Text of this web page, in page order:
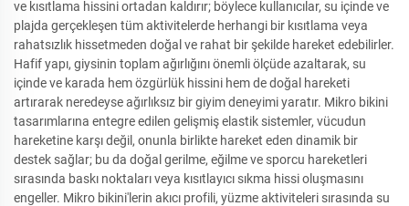
ve kısıtlama hissini ortadan kaldırır; böylece kullanıcılar, su içinde ve
plajda gerçekleşen tüm aktivitelerde herhangi bir kısıtlama veya
rahatsızlık hissetmeden doğal ve rahat bir şekilde hareket edebilirler.
Hafif yapı, giysinin toplam ağırlığını önemli ölçüde azaltarak, su
içinde ve karada hem özgürlük hissini hem de doğal hareketi
artırarak neredeyse ağırlıksız bir giyim deneyimi yaratır. Mikro bikini
tasarımlarına entegre edilen gelişmiş elastik sistemler, vücudun
hareketine karşı değil, onunla birlikte hareket eden dinamik bir
destek sağlar; bu da doğal gerilme, eğilme ve sporcu hareketleri
sırasında baskı noktaları veya kısıtlayıcı sıkma hissi oluşmasını
engeller. Mikro bikini'lerin akıcı profili, yüzme aktiviteleri sırasında su